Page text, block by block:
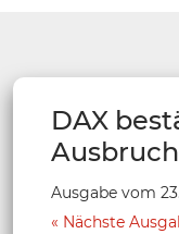
DAX
Ausgabe vom
Nächste